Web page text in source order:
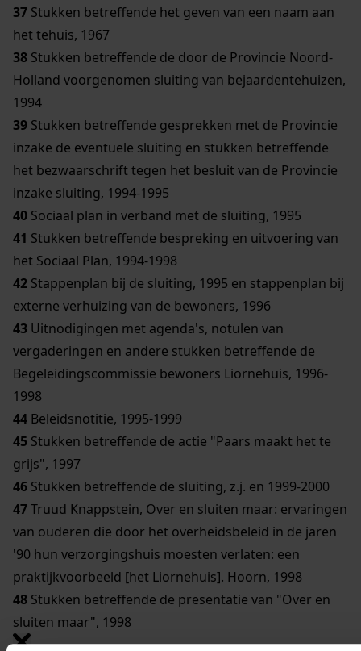
37 Stukken betreffende het geven van een naam aan
het tehuis, 1967
38 Stukken betreffende de door de Provincie Noord-
Holland voorgenomen sluiting van bejaardentehuizen,
1994
39 Stukken betreffende gesprekken met de Provincie
inzake de eventuele sluiting en stukken betreffende
het bezwaarschrift tegen het besluit van de Provincie
inzake sluiting, 1994-1995
40 Sociaal plan in verband met de sluiting, 1995
41 Stukken betreffende bespreking en uitvoering van
het Sociaal Plan, 1994-1998
42 Stappenplan bij de sluiting, 1995 en stappenplan bij
externe verhuizing van de bewoners, 1996
43 Uitnodigingen met agenda's, notulen van
vergaderingen en andere stukken betreffende de
Begeleidingscommissie bewoners Liornehuis, 1996-
1998
44 Beleidsnotitie, 1995-1999
45 Stukken betreffende de actie "Paars maakt het te
grijs", 1997
46 Stukken betreffende de sluiting, z.j. en 1999-2000
47Truud Knappstein, Over en sluiten maar: ervaringen
van ouderen die door het overheidsbeleid in de jaren
'90 hun verzorgingshuis moesten verlaten: een
praktijkvoorbeeld [het Liornehuis]. Hoorn, 1998
48 Stukken betreffende de presentatie van "Over en
sluiten maar", 1998